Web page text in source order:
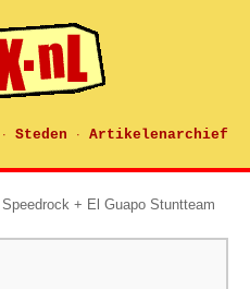
· Steden · Artikelenarchief
Speedrock + El Guapo Stuntteam